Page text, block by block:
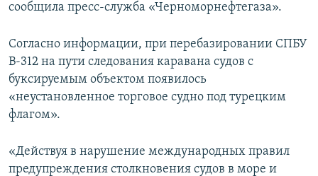
сообщила пресс-служба «Черноморнефтегаза».
Согласно информации, при перебазировании СПБУ
В-312 на пути следования каравана судов с
буксируемым объектом появилось
«неустановленное торговое судно под турецким
флагом».
«Действуя в нарушение международных правил
предупреждения столкновения судов в море и